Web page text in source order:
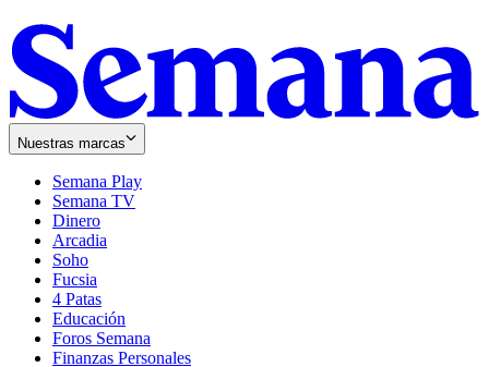
Nuestras marcas
Semana Play
Semana TV
Dinero
Arcadia
Soho
in
new
window
Fucsia
in
new
window
4 Patas
Educación
Foros Semana
Finanzas Personales